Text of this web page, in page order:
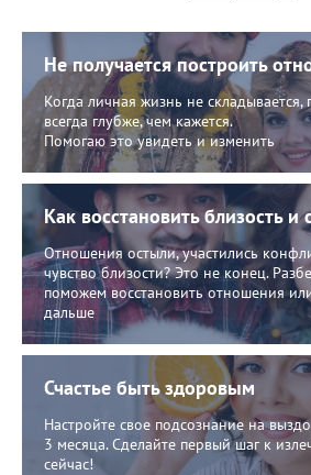
Не получается построить
Когда личная жизнь не складывается,
всегда глубже, чем кажется.
Помогаю это увидеть и изменить
Как восстановить близость и
Отношения остыли, участились
чувство близости? Это не конец.
поможем восстановить отношения
дальше
Счастье быть здоровым
Настройте свое подсознание на
3 месяца. Сделайте первый шаг к
сейчас!